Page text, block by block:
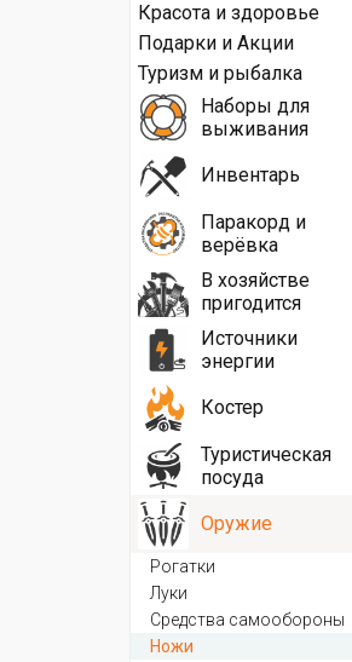
Красота и здоровье
Подарки и Акции
Туризм и рыбалка
Наборы для
выживания
Инвентарь
Паракорд и
верёвка
В хозяйстве
пригодится
Источники
энергии
Костер
Туристическая
посуда
Оружие
Рогатки
Луки
Средства самообороны
Ножи